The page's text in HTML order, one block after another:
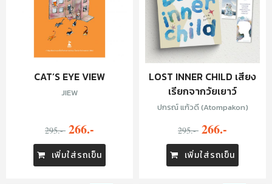
CAT’S EYE VIEW
JIEW
295.- 266.-
เพิ่มใส่รถเข็น
LOST INNER CHILD เสียง
เรียกจากวัยเยาว์
ปกรณ์ แก้วดี (Atompakon)
295.- 266.-
เพิ่มใส่รถเข็น